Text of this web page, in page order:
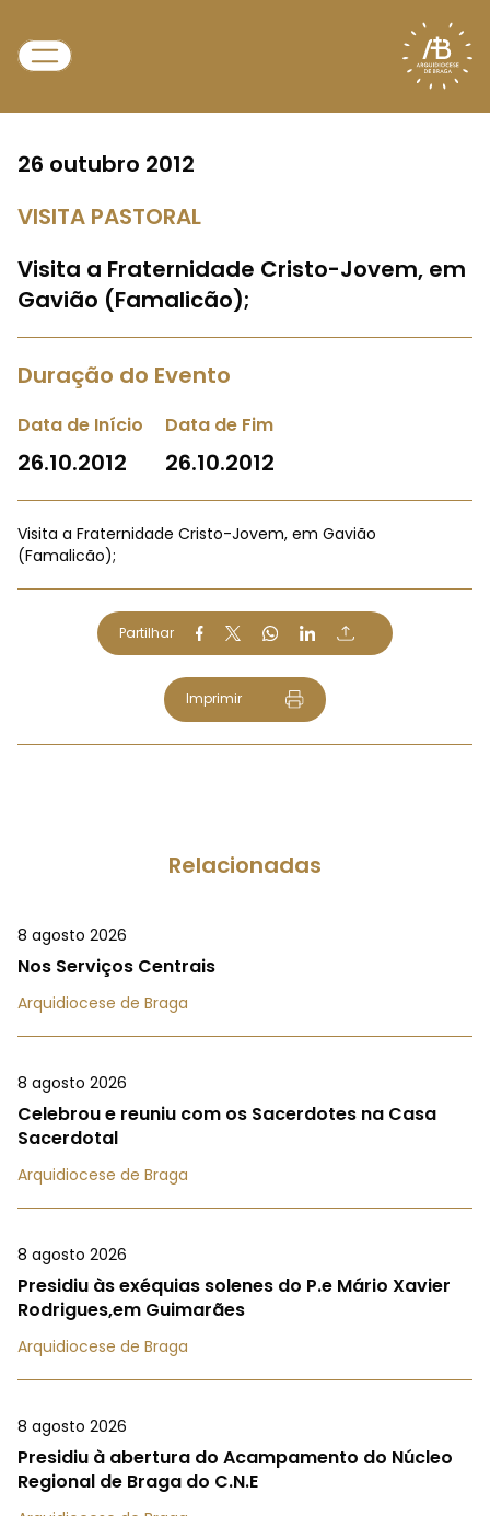
26 outubro 2012
VISITA PASTORAL
Visita a Fraternidade Cristo-Jovem, em
Gavião (Famalicão);
Duração do Evento
Data de Início
26.10.2012
Data de Fim
26.10.2012
Visita a Fraternidade Cristo-Jovem, em Gavião
(Famalicão);
Partilhar
Imprimir
Relacionadas
8 agosto 2026
Nos Serviços Centrais
Arquidiocese de Braga
8 agosto 2026
Celebrou e reuniu com os Sacerdotes na Casa
Sacerdotal
Arquidiocese de Braga
8 agosto 2026
Presidiu às exéquias solenes do P.e Mário Xavier
Rodrigues,em Guimarães
Arquidiocese de Braga
8 agosto 2026
Presidiu à abertura do Acampamento do Núcleo
Regional de Braga do C.N.E